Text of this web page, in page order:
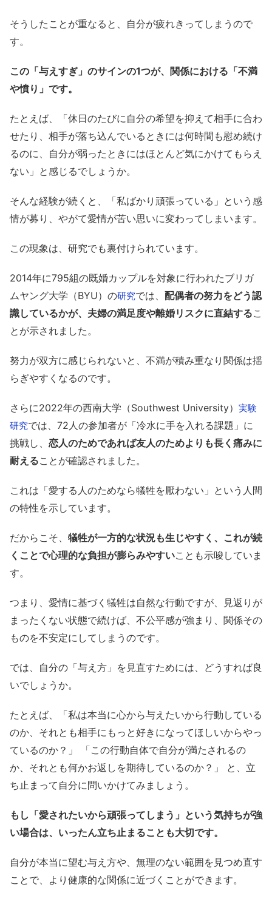
そうしたことが重なると、自分が疲れきってしまうので
す。
この「与えすぎ」のサインの1つが、関係における「不満
や憤り」です。
たとえば、「休日のたびに自分の希望を抑えて相手に合わ
せたり、相手が落ち込んでいるときには何時間も慰め続け
るのに、自分が弱ったときにはほとんど気にかけてもらえ
ない」と感じるでしょうか。
そんな経験が続くと、「私ばかり頑張っている」という感
情が募り、やがて愛情が苦い思いに変わってしまいます。
この現象は、研究でも裏付けられています。
2014年に795組の既婚カップルを対象に行われたブリガ
ムヤング大学（BYU）の研究では、 配偶者の努力をどう認
識しているかが、夫婦の満足度や離婚リスクに直結するこ
とが示されました。
努力が双方に感じられないと、不満が積み重なり関係は揺
らぎやすくなるのです。
さらに2022年の西南大学（Southwest University） 実験
研究では、72人の参加者が「冷水に手を入れる課題」に
挑戦し、 恋人のためであれば友人のためよりも長く痛みに
耐えることが確認されました。
これは「愛する人のためなら犠牲を厭わない」という人間
の特性を示しています。
だからこそ、 犠牲が一方的な状況も生じやすく、これが続
くことで心理的な負担が膨らみやすいことも示唆していま
す。
つまり、愛情に基づく犠牲は自然な行動ですが、見返りが
まったくない状態で続けば、不公平感が強まり、関係その
ものを不安定にしてしまうのです。
では、自分の「与え方」を見直すためには、どうすれば良
いでしょうか。
たとえば、「私は本当に心から与えたいから行動している
のか、それとも相手にもっと好きになってほしいからやっ
ているのか？」 「この行動自体で自分が満たされるの
か、それとも何かお返しを期待しているのか？」 と、立
ち止まって自分に問いかけてみましょう。
もし「愛されたいから頑張ってしまう」という気持ちが強
い場合は、いったん立ち止まることも大切です。
自分が本当に望む与え方や、無理のない範囲を見つめ直す
ことで、より健康的な関係に近づくことができます。